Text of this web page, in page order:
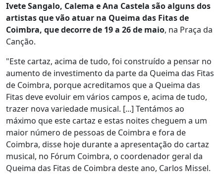
Ivete Sangalo, Calema e Ana Castela são alguns dos
artistas que vão atuar na Queima das Fitas de
Coimbra, que decorre de 19 a 26 de maio, na Praça da
Canção.
"Este cartaz, acima de tudo, foi construído a pensar no
aumento de investimento da parte da Queima das Fitas
de Coimbra, porque acreditamos que a Queima das
Fitas deve evoluir em vários campos e, acima de tudo,
trazer nova variedade musical. [...] Tentámos ao
máximo que este cartaz e estas noites cheguem a um
maior número de pessoas de Coimbra e fora de
Coimbra, disse hoje durante a apresentação do cartaz
musical, no Fórum Coimbra, o coordenador geral da
Queima das Fitas de Coimbra deste ano, Carlos Missel.